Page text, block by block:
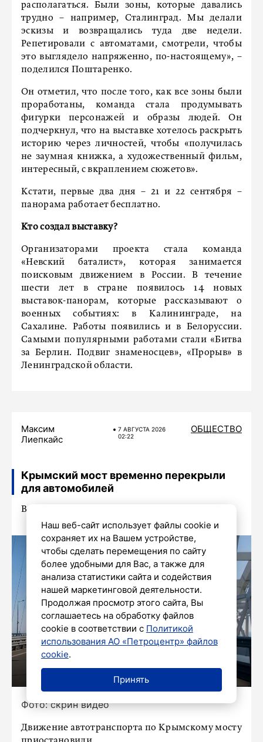
располагаться. Были зоны, которые давались
трудно – например, Сталинград. Мы делали
эскизы и возвращались туда две недели.
Репетировали с автоматами, смотрели, чтобы
это выглядело напряженно, по-настоящему», –
поделился Поштаренко.
Он отметил, что после того, как все зоны были
проработаны, команда стала продумывать
фигурки персонажей и образы людей. Он
подчеркнул, что на выставке хотелось раскрыть
историю через личностей, чтобы «получилась
не заумная книжка, а художественный фильм,
интересный, с вкраплением сюжетов».
Кстати, первые два дня – 21 и 22 сентября –
панорама работает бесплатно.
Кто создал выставку?
Организаторами проекта стала команда
«Невский баталист», которая занимается
поисковым движением в России. В течение
шести лет в стране появилось 14 новых
выставок-панорам, которые рассказывают о
военных событиях: в Калининграде, на
Сахалине. Работы появились и в Белоруссии.
Самыми популярными работами стали «Битва
за Берлин. Подвиг знаменосцев», «Прорыв» в
Ленинградской области.
Максим
Лиепкайс
7 АВГУСТА 2026
02:22
ОБЩЕСТВО
Крымский мост временно перекрыли
для автомобилей
Водителей призвали сохранять спокойствие
Фото: скрин видео
Движение автотранспорта по Крымскому мосту
Наш веб-сайт использует файлы cookie и
сохраняет их на Вашем устройстве,
чтобы сделать перемещения по сайту
более удобными для Вас, а также для
анализа статистики сайта и содействия
нашей маркетинговой деятельности.
Продолжая просмотр этого сайта, Вы
соглашаетесь на обработку файлов
cookie в соответствии с Политикой
использования АО «Петроцентр» файлов
cookie.
Принять